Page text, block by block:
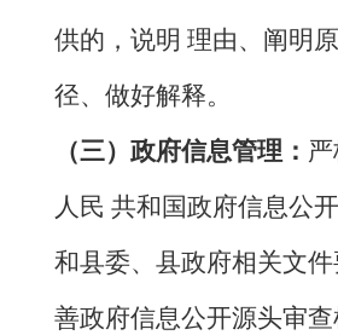
供的，说明 理由、阐明
径、做好解释。
（三）政府信息管理：
人民 共和国政府信息公
和县委、 县政府相关文
善政府信息公开源头审